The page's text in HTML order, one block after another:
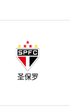
圣保罗